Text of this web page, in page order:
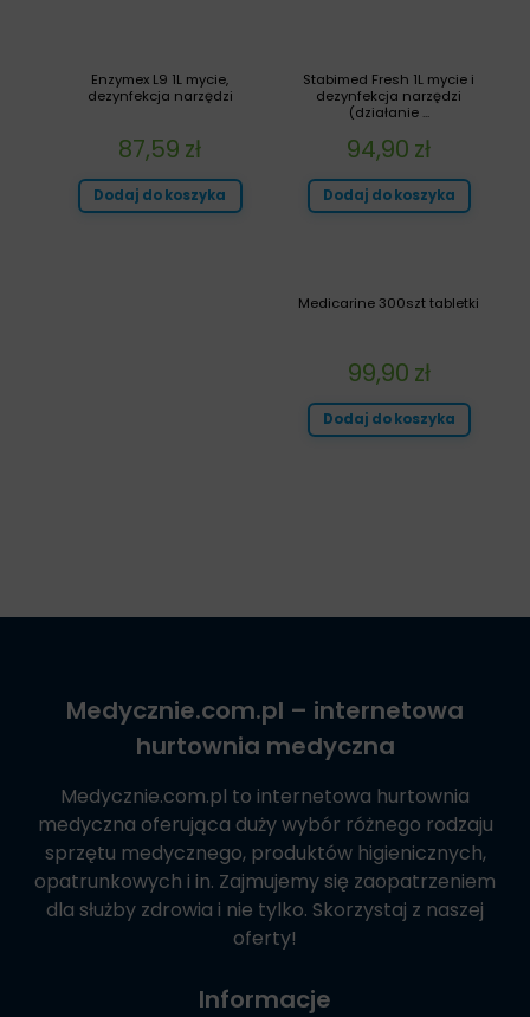
Stabimed Fresh 1L mycie i
dezynfekcja narzędzi
(działanie ...
94,90 zł
Dodaj do koszyka
Enzymex L9 1L mycie,
dezynfekcja narzędzi
87,59 zł
Dodaj do koszyka
Medicarine 300szt tabletki
99,90 zł
Dodaj do koszyka
Medycznie.com.pl – internetowa
hurtownia medyczna
Medycznie.com.pl to internetowa hurtownia
medyczna oferująca duży wybór różnego rodzaju
sprzętu medycznego, produktów higienicznych,
opatrunkowych i in. Zajmujemy się zaopatrzeniem
dla służby zdrowia i nie tylko. Skorzystaj z naszej
oferty!
Informacje